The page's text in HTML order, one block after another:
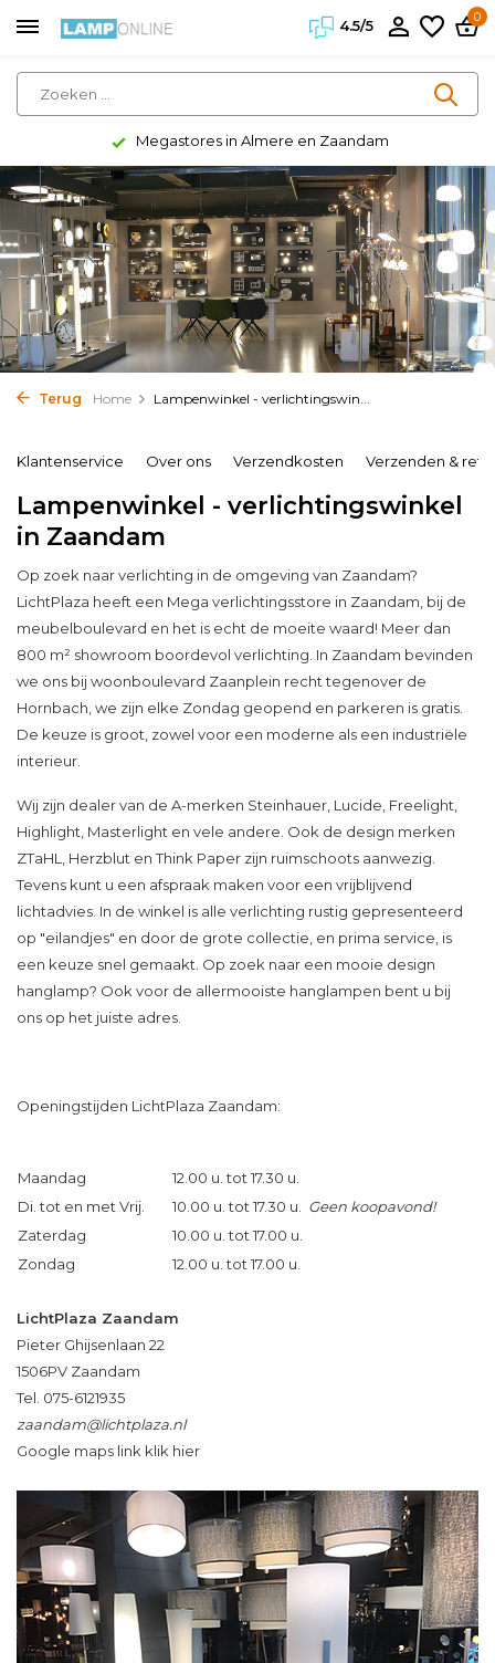
4.5/5
0
Megastores in Almere en Zaandam
Terug Home Lampenwinkel - verlichtingswin...
Klantenservice Over ons Verzendkosten Verzenden &
Lampenwinkel - verlichtingswinkel
in Zaandam
Op zoek naar verlichting in de omgeving van Zaandam?
LichtPlaza heeft een Mega verlichtingsstore in Zaandam, bij de
meubelboulevard en het is echt de moeite waard! Meer dan
800 m² showroom boordevol verlichting. In Zaandam bevinden
we ons bij woonboulevard Zaanplein recht tegenover de
Hornbach, we zijn elke Zondag geopend en parkeren is gratis.
De keuze is groot, zowel voor een moderne als een industriële
interieur.
Wij zijn dealer van de A-merken Steinhauer, Lucide, Freelight,
Highlight, Masterlight en vele andere. Ook de design merken
ZTaHL, Herzblut en Think Paper zijn ruimschoots aanwezig.
Tevens kunt u een afspraak maken voor een vrijblijvend
lichtadvies. In de winkel is alle verlichting rustig gepresenteerd
op "eilandjes" en door de grote collectie, en prima service, is
een keuze snel gemaakt. Op zoek naar een mooie design
hanglamp? Ook voor de allermooiste hanglampen bent u bij
ons op het juiste adres.
Openingstijden LichtPlaza Zaandam:
Maandag
12.00 u. tot 17.30 u.
Di. tot en met Vrij.
10.00 u. tot 17.30 u. Geen koopavond!
Zaterdag
10.00 u. tot 17.00 u.
Zondag
12.00 u. tot 17.00 u.
LichtPlaza Zaandam
Pieter Ghijsenlaan 22
1506PV Zaandam
Tel. 075-6121935
zaandam@lichtplaza.nl
Google maps link klik hier